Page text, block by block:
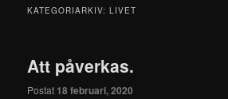
innehåll
KATEGORIARKIV:LIVET
Att påverkas.
Postat 18 februari, 2020